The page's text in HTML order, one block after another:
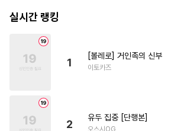
실시간 랭킹
1
[볼레로] 거인족의 신부
이토카즈
2
유두 집중 [단행본]
오스시OG